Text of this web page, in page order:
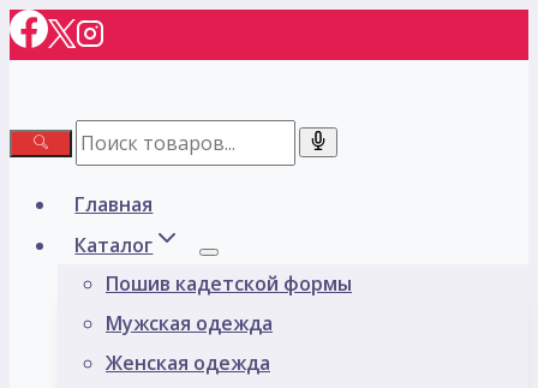
Перейти
к
Главная
Каталог
Пошив кадетской формы
Мужская одежда
Женская одежда